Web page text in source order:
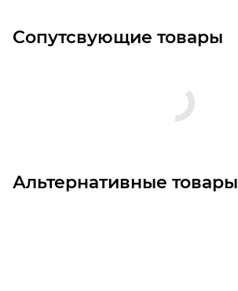
Сопутсвующие товары
Альтернативные товары